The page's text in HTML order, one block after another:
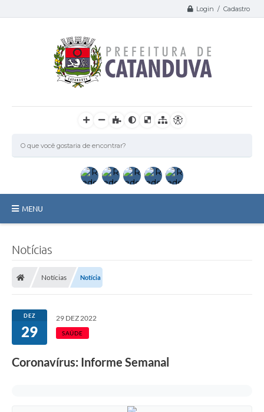
Login / Cadastro
MENU
Licitações / PCA
Transparência
Notícias
Notícias Notícia
DEZ
29
29 DEZ 2022
SAÚDE
Coronavírus: Informe Semanal